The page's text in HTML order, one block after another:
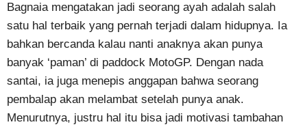
Bagnaia mengatakan jadi seorang ayah adalah salah
satu hal terbaik yang pernah terjadi dalam hidupnya. Ia
bahkan bercanda kalau nanti anaknya akan punya
banyak ‘paman’ di paddock MotoGP. Dengan nada
santai, ia juga menepis anggapan bahwa seorang
pembalap akan melambat setelah punya anak.
Menurutnya, justru hal itu bisa jadi motivasi tambahan